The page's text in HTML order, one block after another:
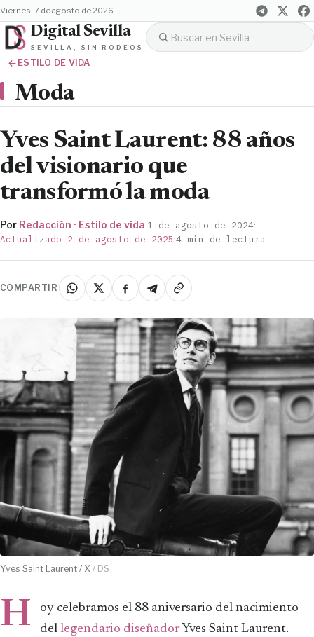
viernes, 7 de agosto de 2026
Digital Sevilla
SEVILLA, SIN RODEOS
ESTILO DE VIDA
Moda
Yves Saint Laurent: 88 años
del visionario que
transformó la moda
Por Redacción · Estilo de vida·1 de agosto de 2024·
Actualizado 2 de agosto de 2025·4 min de lectura
COMPARTIR
Yves Saint Laurent / X / DS
H
oy celebramos el 88 aniversario del nacimiento
del legendario diseñador Yves Saint Laurent.